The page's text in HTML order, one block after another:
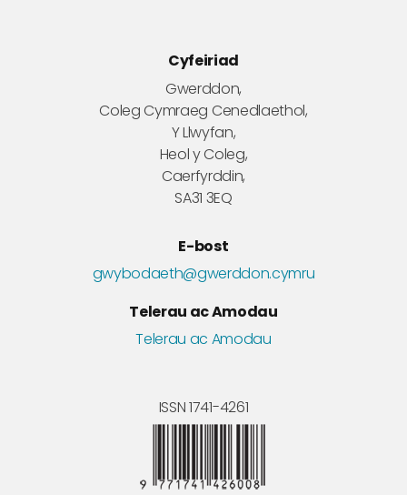
Cyfeiriad
Gwerddon,
Coleg Cymraeg Cenedlaethol,
Y Llwyfan,
Heol y Coleg,
Caerfyrddin,
SA31 3EQ
E-bost
gwybodaeth@gwerddon.cymru
Telerau ac Amodau
Telerau ac Amodau
ISSN 1741-4261